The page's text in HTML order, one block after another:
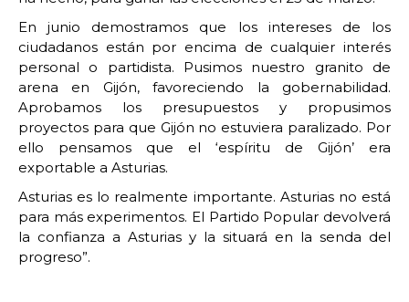
En junio demostramos que los intereses de los
ciudadanos están por encima de cualquier interés
personal o partidista. Pusimos nuestro granito de
arena en Gijón, favoreciendo la gobernabilidad.
Aprobamos los presupuestos y propusimos
proyectos para que Gijón no estuviera paralizado. Por
ello pensamos que el ‘espíritu de Gijón’ era
exportable a Asturias.
Asturias es lo realmente importante. Asturias no está
para más experimentos. El Partido Popular devolverá
la confianza a Asturias y la situará en la senda del
progreso”.